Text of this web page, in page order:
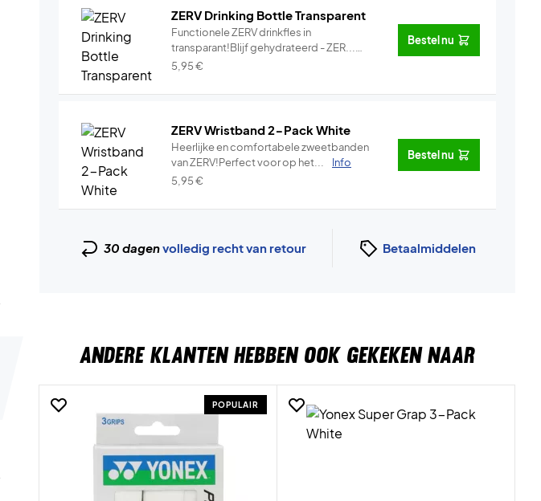
ZERV Drinking Bottle Transparent
Functionele ZERV drinkfles in
transparant!Blijf gehydrateerd - ZER...
Info
5,95€
Bestel nu
ZERV Wristband 2-Pack White
Heerlijke en comfortabele zweetbanden
van ZERV!Perfect voor op het...
Info
5,95€
Bestel nu
30 dagenvolledig recht van retour Betaalmiddelen
ANDERE KLANTEN HEBBEN OOK GEKEKEN NAAR
POPULAIR